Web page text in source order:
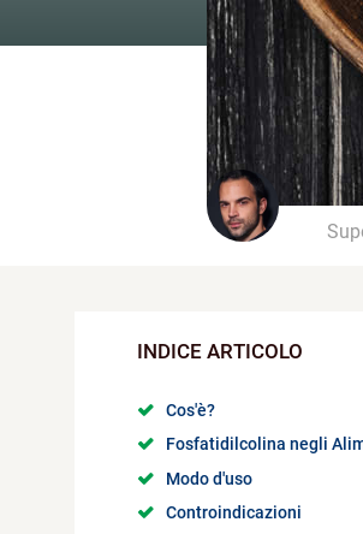
Cos'è?
Fosfatidilcolina negli
Modo d'uso
Controindicazioni